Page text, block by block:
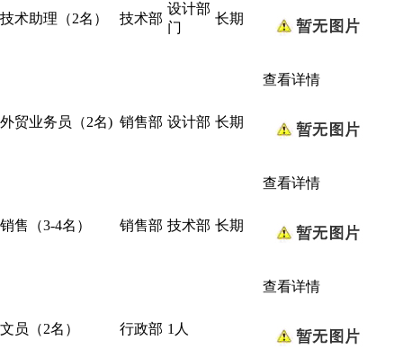
技术助理（2名） 技术部
设计部
门
长期
外贸业务员（2名) 销售部 设计部 长期
查看详情
销售（3-4名） 销售部 技术部 长期
查看详情
文员（2名） 行政部 1人
查看详情